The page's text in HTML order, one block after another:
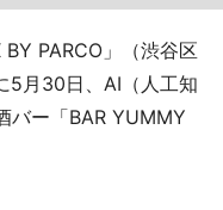
PARCO」（渋谷区
月30日、AI（人工知
バー「BAR YUMMY